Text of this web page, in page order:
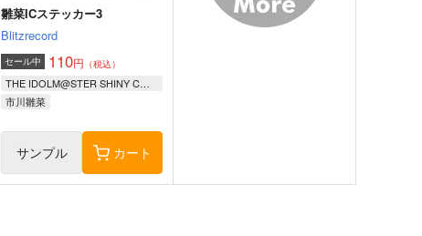
雛菜ICステッカー3
Blitzrecord
セール中 110円 （税込）
THE IDOLM@STER SHINY COLORS
市川雛菜
サンプル カート